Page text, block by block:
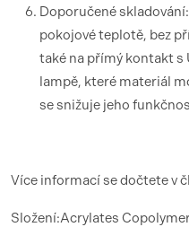
Doporučené
pokojové teplotě, bez
také na přímý kontakt s
lampě, které materiál
se snižuje jeho
Více informací se dočtete v
Složení:Acrylates